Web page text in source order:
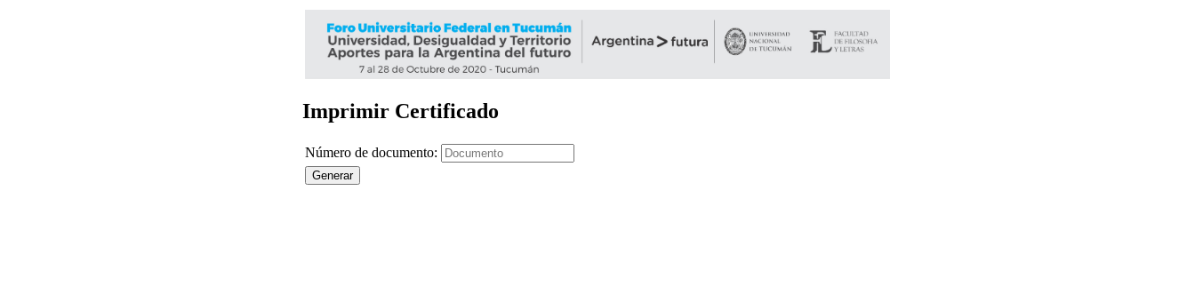
Imprimir Certificado
Número de documento:
Generar